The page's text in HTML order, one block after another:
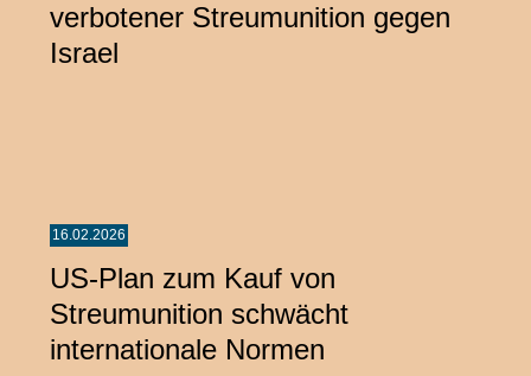
verbotener Streumunition gegen
Israel
16.02.2026
US‑Plan zum Kauf von
Streumunition schwächt
internationale Normen